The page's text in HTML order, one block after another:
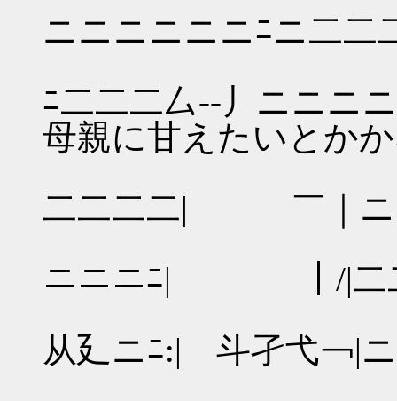
ニニニニニニﾆニ二二
ﾆ二二二厶‐‐丿ニ
母親に甘えたいとか
二二二二| ￣｜ニ
ニニニﾆ| ｜/|二二
从廴ニﾆ:| 斗孑弋￢|